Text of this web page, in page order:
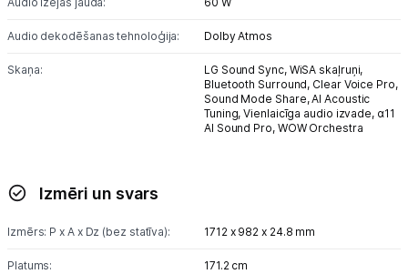
Audio dekodēšanas tehnoloģija: Dolby Atmos
Skaņa: LG Sound Sync, WiSA skaļruņi,
Bluetooth Surround, Clear Voice Pro,
Sound Mode Share,AI Acoustic
Tuning,Vienlaicīga audio izvade, α11
AI Sound Pro, WOW Orchestra
Izmēri un svars
Izmērs: P x A x Dz (bez statīva): 1712 x 982 x 24.8 mm
Platums: 171.2 cm